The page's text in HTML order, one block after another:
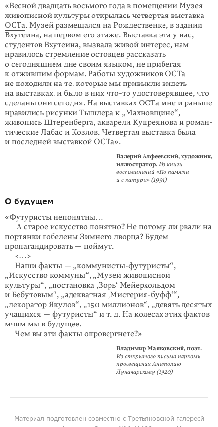
«Весной двадцать восьмого года в помеще­нии Музея
живописной культуры открылась четвертая выставка
ОСТа. Музей размещался на Рождественке, в здании
Вхутеина, на пер­вом его этаже. Выставка эта у нас,
студентов Вхутеина, вызвала живой интерес, нам
нравилось стремление остовцев рассказать
о сегодняшнем дне своим языком, не прибе­гая
к отжившим формам. Работы художни­ков ОСТа
не походили на те, которые мы привыкли видеть
на выставках, и было в них что-то удостоверявшее, что
сделаны они сегодня. На выставках ОСТа мне и рань­ше
нравились рисунки Тышлера к „Махнов­щине“,
живопись Штеренберга, акварели Купреянова и роман­
тические Лабас и Козлов. Четвертая выставка была
и последней выставкой ОСТа».
Валерий Алфеевский, художник,
иллюстратор. Из книги
воспоминаний «По памяти
и с натуры» (1991)
О будущем
«Футуристы непонятны…
А старое искусство понятно? Не потому ли рвали на
портянки гобелены Зимнего дворца? Будем
пропагандировать — поймут.
<…>
Наши факты — „коммунисты-футуристы“,
„Искусство коммуны“, „Музей живописной
культуры“, „постановка ‚Зорь‘ Мейерхольдом
и Бебутовым“, „адекватная ‚Мистерия-буфф‘“,
„декоратор Якулов“, „150 миллио­нов“, „девять десятых
учащихся — футу­ристы“ и т. д. На колесах этих фактов
мчим мы в будущее.
Чем вы эти факты опровергнете?»
Владимир Маяковский, поэт.
Из открытого письма наркому
просвещения Анатолию
Луначарскому (1920)
Материал подготовлен совместно с Третьяковской галереей